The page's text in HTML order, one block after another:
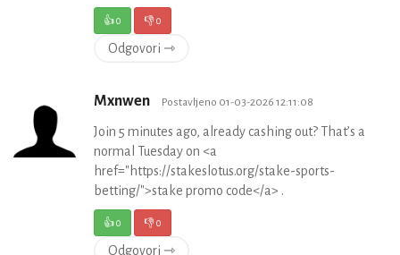
👍0 👎0
Odgovori ⇾
Mxnwen Postavljeno 01-03-2026 12:11:08
Join 5 minutes ago, already cashing out? That’s a
normal Tuesday on <a
href="https://stakeslotus.org/stake-sports-
betting/">stake promo code</a> .
👍0 👎0
Odgovori ⇾